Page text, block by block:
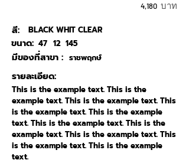
4,180 บาท
สี:
BLACK WHIT CLEAR
47
ขนาด: 12 145
ราชพฤกษ์
มีของที่สาขา :
รายละเอียด:
This is the example text. This is the
example text. This is the example text. This
is the example text. This is the example
text. This is the example text. This is the
example text. This is the example text. This
is the example text. This is the example
text.